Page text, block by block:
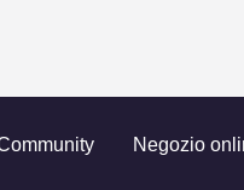
Negozio